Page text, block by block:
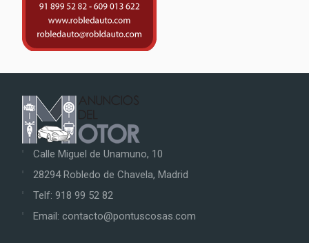
Calle Miguel de Unamuno, 10
28294 Robledo de Chavela, Madrid
Telf: 918 99 52 82
Email: contacto@pontuscosas.com